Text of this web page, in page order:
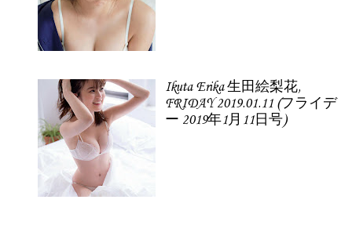
Ikuta Erika 生田絵梨花,
FRIDAY 2019.01.11 (フライデ
ー 2019年1月11日号)